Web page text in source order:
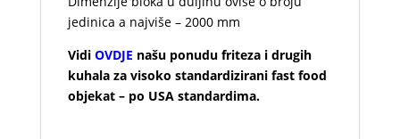
jedinica a najviše – 2000 mm
Vidi OVDJE našu ponudu friteza i drugih
kuhala za visoko standardizirani fast food
objekat – po USAstandardima.